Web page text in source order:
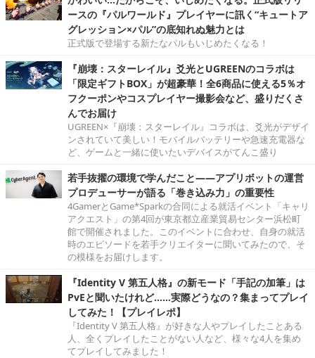
ースの『パルワールド』プレイヤーに訊く“キュートア
グレッション×パル”の底知れぬ魅力とは
正式版で登場する新たなパルもいじめたくなる！
『崩壊：スターレイル』爻光とUGREENのコラボは
「限定ギフトBOX」が超豪華！全6商品に使える5％オ
フクーポンやコスプレイヤー撮影会など、盛りだくさ
んでお届け
UGREEN×『崩壊：スターレイル』コラボは、爻光がデザイ
ンされていて美しい！モバイルバッテリーや急速充電器な
ど、ゲームと一緒に使いたいデバイスがてんこ盛り
若手抜擢の環境で学んだこと――アプリボットの運営
プロデューサーが語る「巻き込み力」の重要性
4GamerとGame*Sparkの合同による就活イベント「キャリ
アクエスト」の第4回が東京都立産業貿易センター浜松町
館で開催されました。このイベントに合わせ、自身の就活
時のエピソードを若手クリエイターに聞いてみたので、そ
の模様をお届けします。
『Identity V 第五人格』の新モード「手記の加筆」は
PvEと聞いたけれど……実際どうなの？集まってプレイ
してみた！【プレイレポ】
『Identity V 第五人格』が好きな人やプレイしたことある
人、全くプレイしたことがない人など、様々な4人を集め
てプレイしてみました！